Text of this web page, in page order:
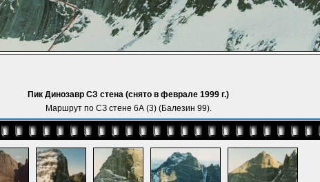
Пик Динозавр СЗ стена (снято в феврале 1999 г.)
Маршрут по СЗ стене 6А (3) (Балезин 99).